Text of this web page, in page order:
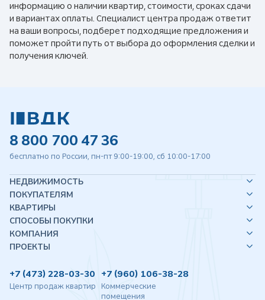
информацию о наличии квартир, стоимости, сроках сдачи
и вариантах оплаты. Специалист центра продаж ответит
на ваши вопросы, подберет подходящие предложения и
поможет пройти путь от выбора до оформления сделки и
получения ключей.
8 800 700 47 36
бесплатно по России, пн-пт 9:00-19:00, сб 10:00-17:00
НЕДВИЖИМОСТЬ
ПОКУПАТЕЛЯМ
КВАРТИРЫ
СПОСОБЫ ПОКУПКИ
КОМПАНИЯ
ПРОЕКТЫ
+7 (473) 228-03-30
Центр продаж квартир
+7 (960) 106-38-28
Коммерческие
помещения